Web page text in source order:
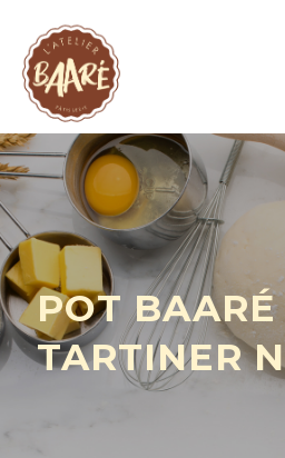
POT
TARTINER